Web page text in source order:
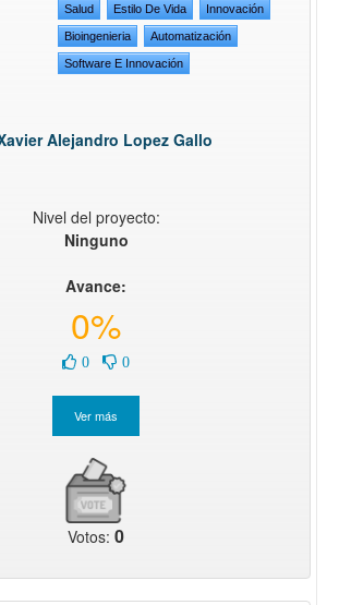
Salud Estilo De Vida Innovación
Bioingenieria Automatización
Software E Innovación
Alejandro Lopez Gallo
Nivel del proyecto:
Ninguno
Avance:
0%
0 0
Votos: 0